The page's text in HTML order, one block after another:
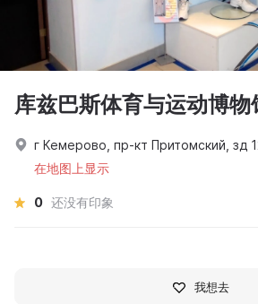
库兹巴斯体育与运动博物
г Кемерово, пр-кт Притомский, зд
在地图上显示
0 还没有印象
我想去